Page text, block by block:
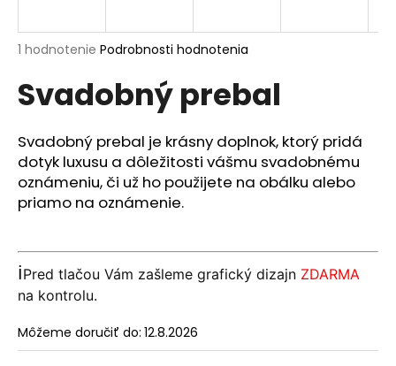
Priemerné
produktu
je
z
5
hviezdičiek.
1 hodnotenie Podrobnosti hodnotenia
Svadobný prebal
Svadobný prebal je krásny doplnok, ktorý pridá
dotyk luxusu a dôležitosti vášmu svadobnému
oznámeniu, či už ho použijete na obálku alebo
priamo na oznámenie.
ℹ️Pred tlačou Vám zašleme grafický dizajn ZDARMA
na kontrolu.
Môžeme doručiť do: 12.8.2026
j
ť
?
HĽADAŤ
O
d
o